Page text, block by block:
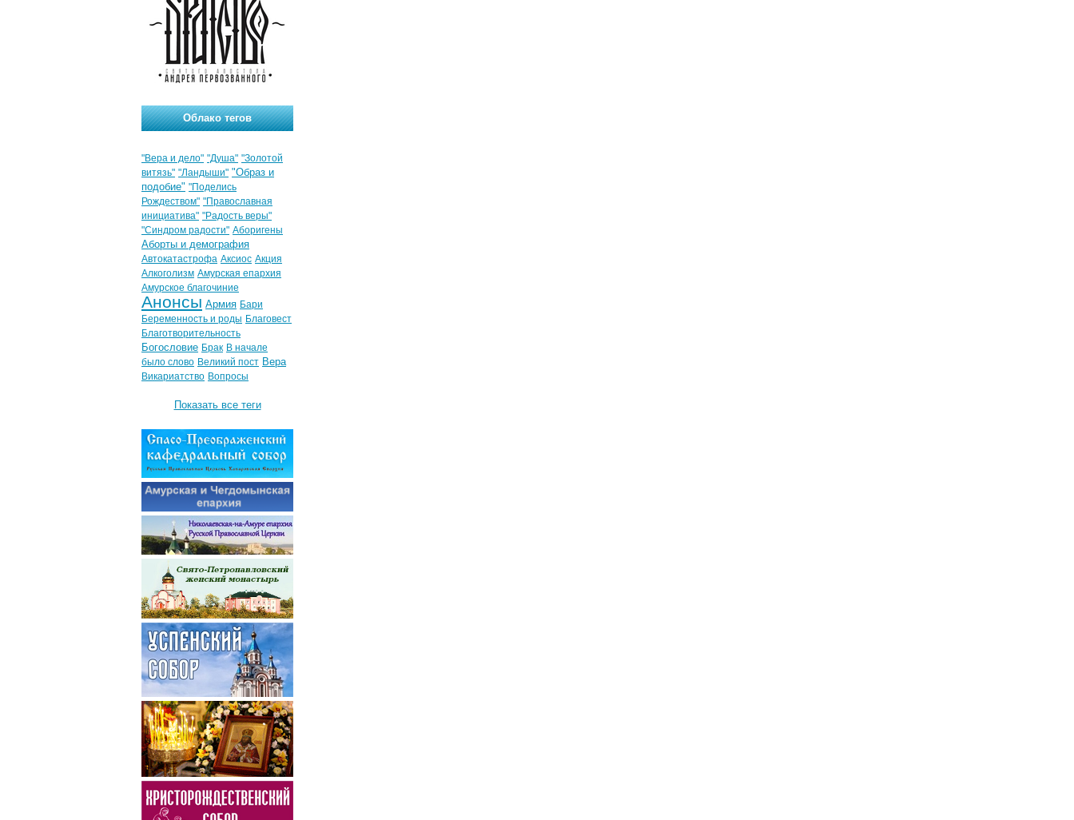
Облако тегов
"Вера и дело" "Душа" "Золотой
витязь" "Ландыши" "Образ и
подобие" "Поделись
Рождеством" "Православная
инициатива" "Радость веры"
"Синдром радости" Аборигены
Аборты и демография
Автокатастрофа Аксиос Акция
Алкоголизм Амурская епархия
Амурское благочиние
Анонсы Армия Бари
Беременность и роды Благовест
Благотворительность
Богословие Брак В начале
было слово Великий пост Вера
Викариатство Вопросы
Показать все теги